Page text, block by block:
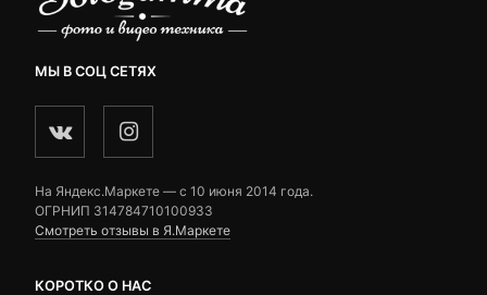
МЫ В СОЦ СЕТЯХ
На Яндекс.Маркете — c 10 июня 2014 года.
ОГРНИП 314784710100933
Смотреть отзывы в Я.Маркете
КОРОТКО О НАС